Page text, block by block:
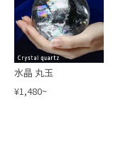
水晶 丸玉
¥1,480~